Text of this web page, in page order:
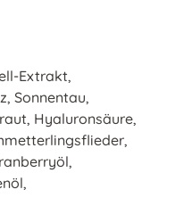
Extrakt,
Sonnentau,
Hyaluronsäure,